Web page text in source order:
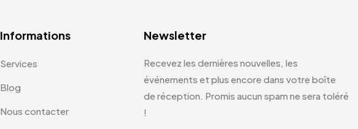
Informations
Services
Blog
Nous contacter
Newsletter
Recevez les dernières nouvelles, les
événements et plus encore dans votre boîte
de réception. Promis aucun spam ne sera toléré
!